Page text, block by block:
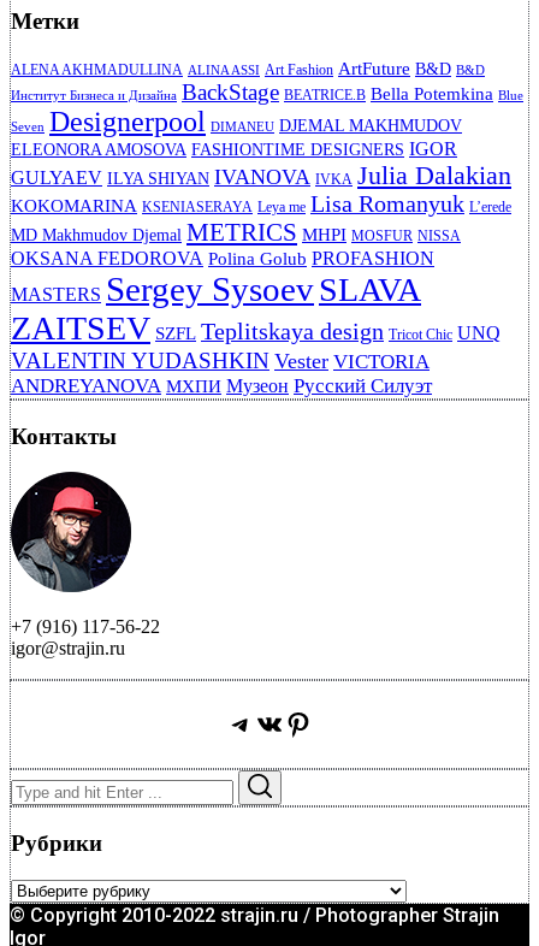
Метки
ALENA AKHMADULLINA ALINA ASSI Art Fashion ArtFuture B&D B&D
Институт Бизнеса и Дизайна BackStage BEATRICE.B Bella Potemkina Blue
Seven Designerpool DIMANEU DJEMAL MAKHMUDOV
ELEONORA AMOSOVA FASHIONTIME DESIGNERS IGOR
GULYAEV ILYA SHIYAN IVANOVA IVKA Julia Dalakian
KOKOMARINA KSENIASERAYA Leya me Lisa Romanyuk L’erede
MD Makhmudov Djemal METRICS MHPI MOSFUR NISSA
OKSANA FEDOROVA Polina Golub PROFASHION
MASTERS Sergey SysoevSLAVA
ZAITSEV SZFL Teplitskaya design Tricot Chic UNQ
VALENTIN YUDASHKIN Vester VICTORIA
ANDREYANOVA МХПИ Музеон Русский Силуэт
Контакты
+7 (916) 117-56-22
igor@strajin.ru
Telegram
ВКонтакте
Pinterest
Search
for:
Рубрики
Рубрики
© Copyright 2010-2022 strajin.ru / Photographer Strajin
Igor